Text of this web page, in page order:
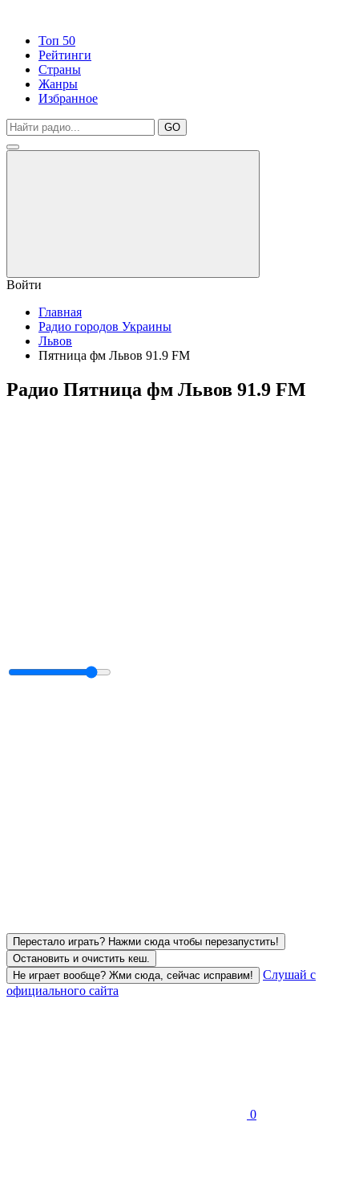
Топ 50
Рейтинги
Страны
Жанры
Избранное
GO
Войти
Главная
Радио городов Украины
Львов
Пятница фм Львов 91.9 FM
Радио Пятница фм Львов 91.9 FM
Перестало играть? Нажми сюда чтобы перезапустить!
Остановить и очистить кеш.
Не играет вообще? Жми сюда, сейчас исправим!
Слушай с
официального сайта
0